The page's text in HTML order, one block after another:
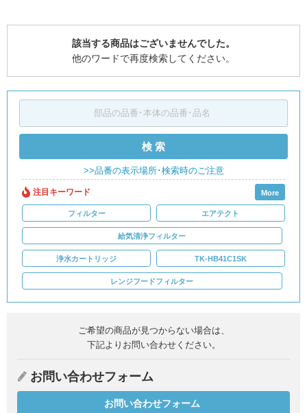
該当する商品はございませんでした。
他のワードで再度検索してください。
検 索
>>品番の表示場所･検索時のご注意
注目キーワード More
フィルター エアテクト
給気清浄フィルター
浄水カートリッジ TK-HB41C1SK
レンジフードフィルター
ご希望の商品が見つからない場合は、
下記よりお問い合わせください。
お問い合わせフォーム
お問い合わせフォーム